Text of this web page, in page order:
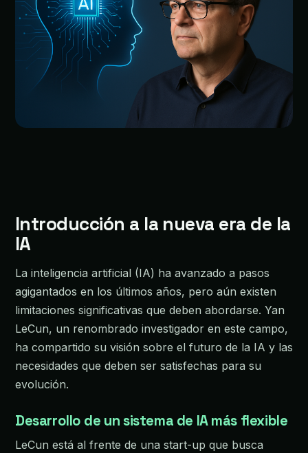
Introducción a la nueva era de la
IA
La inteligencia artificial (IA) ha avanzado a pasos
agigantados en los últimos años, pero aún existen
limitaciones significativas que deben abordarse. Yan
LeCun, un renombrado investigador en este campo,
ha compartido su visión sobre el futuro de la IA y las
necesidades que deben ser satisfechas para su
evolución.
Desarrollo de un sistema de IA más flexible
LeCun está al frente de una start-up que busca